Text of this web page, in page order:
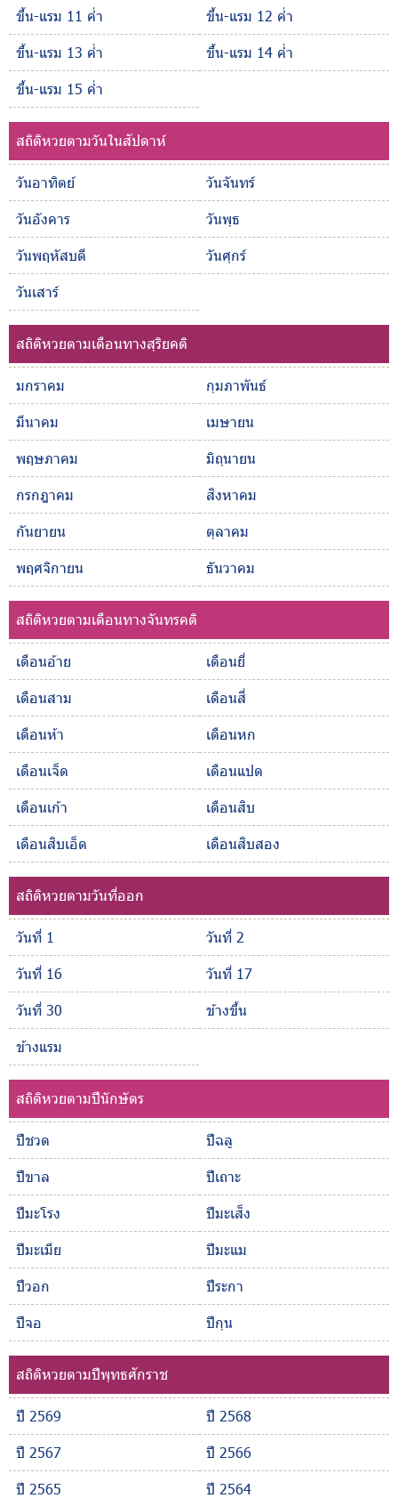
ขึ้น-แรม 11 ค่ำ
ขึ้น-แรม 12 ค่ำ
ขึ้น-แรม 13 ค่ำ
ขึ้น-แรม 14 ค่ำ
ขึ้น-แรม 15 ค่ำ
สถิติหวยตามวันในสัปดาห์
วันอาทิตย์
วันจันทร์
วันอังคาร
วันพุธ
วันพฤหัสบดี
วันศุกร์
วันเสาร์
สถิติหวยตามเดือนทางสุริยคติ
มกราคม
กุมภาพันธ์
มีนาคม
เมษายน
พฤษภาคม
มิถุนายน
กรกฎาคม
สิงหาคม
กันยายน
ตุลาคม
พฤศจิกายน
ธันวาคม
สถิติหวยตามเดือนทางจันทรคติ
เดือนอ้าย
เดือนยี่
เดือนสาม
เดือนสี่
เดือนห้า
เดือนหก
เดือนเจ็ด
เดือนแปด
เดือนเก้า
เดือนสิบ
เดือนสิบเอ็ด
เดือนสิบสอง
สถิติหวยตามวันที่ออก
วันที่ 1
วันที่ 2
วันที่ 16
วันที่ 17
วันที่ 30
ข้างขึ้น
ข้างแรม
สถิติหวยตามปีนักษัตร
ปีชวด
ปีฉลู
ปีขาล
ปีเถาะ
ปีมะโรง
ปีมะเส็ง
ปีมะเมีย
ปีมะแม
ปีวอก
ปีระกา
ปีจอ
ปีกุน
สถิติหวยตามปีพุทธศักราช
ปี 2569
ปี 2568
ปี 2567
ปี 2566
ปี 2565
ปี 2564